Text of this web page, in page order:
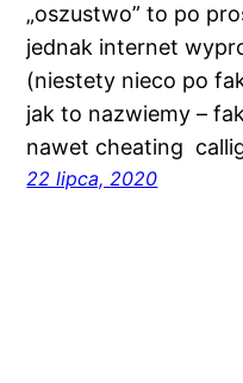
„oszustwo” to po
jednak internet
(niestety nieco po
jak to nazwiemy –
nawet cheating
22 lipca, 2020